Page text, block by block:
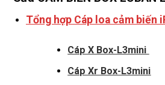
Tổng hợp Cáp loa cảm biến
Cáp X Box-L3mini
Cáp Xr Box-L3mini